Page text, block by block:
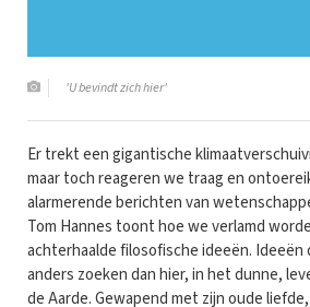
'U bevindt zich hier'
Er trekt een gigantische
maar toch reageren we traag en
alarmerende berichten van
Tom Hannes toont hoe we verlamd
achterhaalde filosofische ideeën. Ideeën
anders zoeken dan hier, in het dunne,
de Aarde. Gewapend met zijn oude